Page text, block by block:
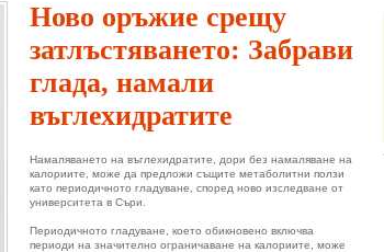
Ново оръжие срещу
затлъстяването: Забрави
глада, намали
въглехидратите
Намаляването на въглехидратите, дори без намаляване на
калориите, може да предложи същите метаболитни ползи
като периодичното гладуване, според ново изследване от
университета в Съри.
Периодичното гладуване, което обикновено включва
периоди на значително ограничаване на калориите, може